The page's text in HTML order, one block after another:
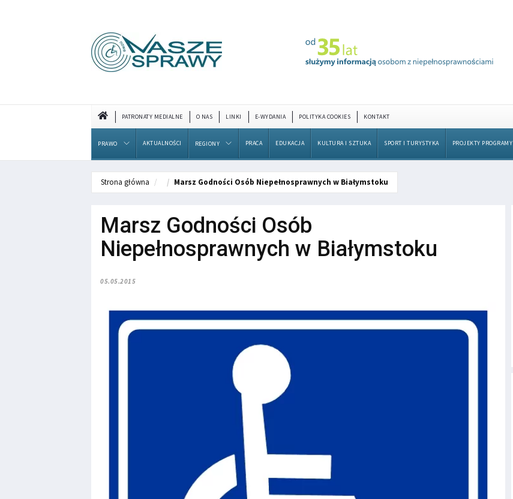
PATRONATY MEDIALNE O NAS LINKI E-WYDANIA POLITYKA COOKIES KONTAKT
PRAWO AKTUALNOŚCI REGIONY PRACA EDUKACJA KULTURA I SZTUKA SPORT I TURYSTYKA PROJEKTY PROGRAMY
Strona główna Marsz Godności Osób Niepełnosprawnych w Białymstoku
Marsz Godności Osób
Niepełnosprawnych w Białymstoku
05.05.2015